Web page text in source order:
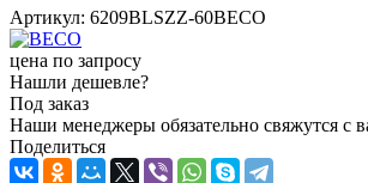
Артикул: 6209BLSZZ-60BECO
цена по запросу
Нашли дешевле?
Под заказ
Наши менеджеры обязательно свяжутся с
Поделиться